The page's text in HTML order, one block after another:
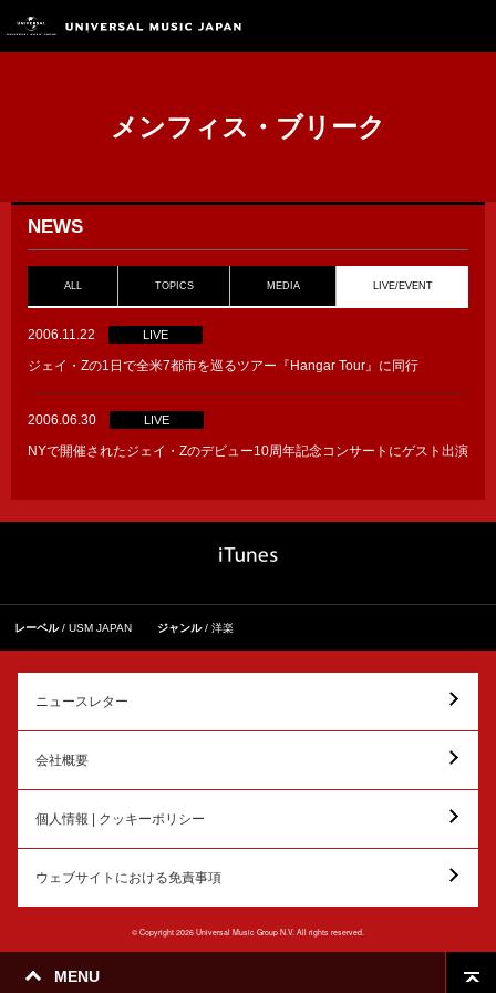
メンフィス・ブリーク
MENU
NEWS
ALL TOPICS MEDIA LIVE/EVENT
2006.11.22 LIVE
ジェイ・Zの1日で全米7都市を巡るツアー『Hangar Tour』に同行
2006.06.30 LIVE
NYで開催されたジェイ・Zのデビュー10周年記念コンサートにゲスト出演
レーベル USM JAPAN ジャンル 洋楽
ニュースレター
会社概要
個人情報 | クッキーポリシー
ウェブサイトにおける免責事項
© Copyright 2026 Universal Music Group N.V. All rights reserved.